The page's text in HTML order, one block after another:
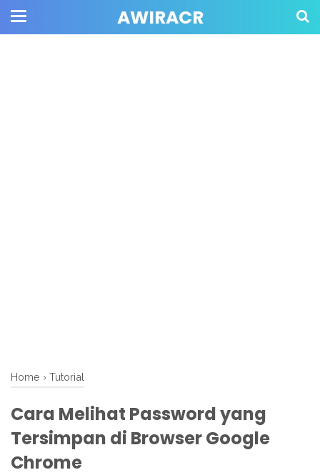
AWIRACR
Home › Tutorial
Cara Melihat Password yang
Tersimpan di Browser Google
Chrome